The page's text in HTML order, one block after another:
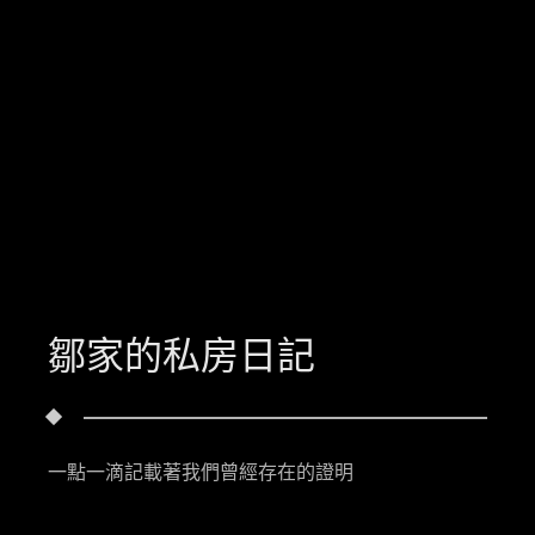
鄒家的私房日記
一點一滴記載著我們曾經存在的證明